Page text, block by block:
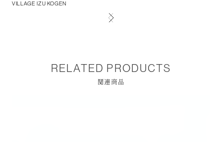
VILLAGE IZU KOGEN
RELATED PRODUCTS
関連商品